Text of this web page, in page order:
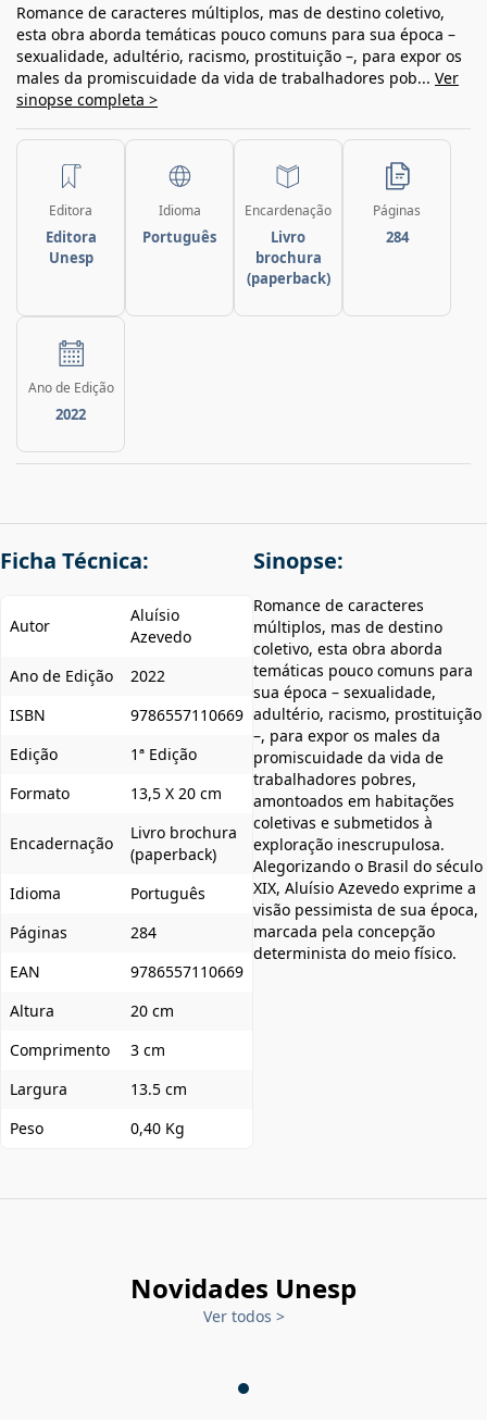
Romance de caracteres múltiplos, mas de destino coletivo,
esta obra aborda temáticas pouco comuns para sua época –
sexualidade, adultério, racismo, prostituição –, para expor os
males da promiscuidade da vida de trabalhadores pob... Ver
sinopse completa >
Editora
Editora
Unesp
Idioma
Português
Encardenação
Livro
brochura
(paperback)
Páginas
284
Ano de Edição
2022
Ficha Técnica:
Autor
Aluísio
Azevedo
Ano de Edição
2022
ISBN
9786557110669
Edição
1ª Edição
Formato
13,5 X 20 cm
Encadernação
Livro brochura
(paperback)
Idioma
Português
Páginas
284
EAN
9786557110669
Altura
20 cm
Comprimento
3 cm
Largura
13.5 cm
Peso
0,40 Kg
Sinopse:
Romance de caracteres
múltiplos, mas de destino
coletivo, esta obra aborda
temáticas pouco comuns para
sua época – sexualidade,
adultério, racismo, prostituição
–, para expor os males da
promiscuidade da vida de
trabalhadores pobres,
amontoados em habitações
coletivas e submetidos à
exploração inescrupulosa.
Alegorizando o Brasil do século
XIX, Aluísio Azevedo exprime a
visão pessimista de sua época,
marcada pela concepção
determinista do meio físico.
Novidades Unesp
Ver todos >